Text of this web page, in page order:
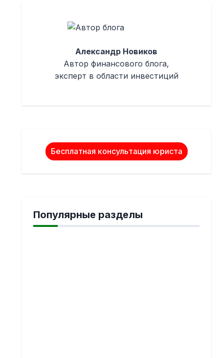
Александр Новиков
Автор финансового блога,
эксперт в области инвестиций
Бесплатная консультация юриста
Популярные разделы